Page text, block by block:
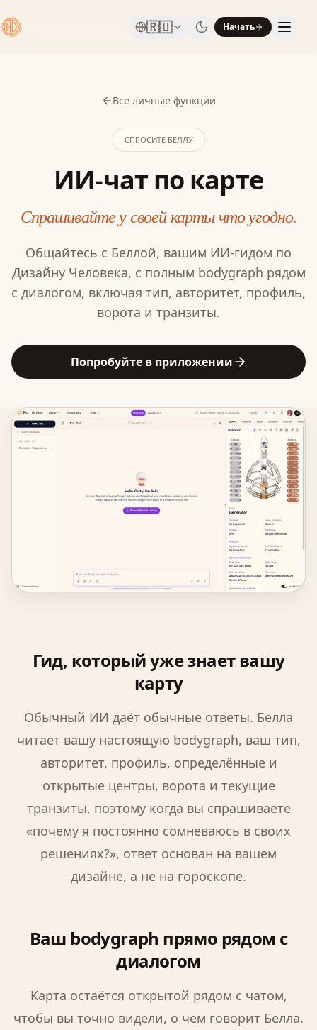
🇷🇺 Начать
Все личные функции
СПРОСИТЕ БЕЛЛУ
ИИ-чат по карте
Спрашивайте у своей карты что угодно.
Общайтесь с Беллой, вашим ИИ-гидом по
Дизайну Человека, с полным bodygraph рядом
с диалогом, включая тип, авторитет, профиль,
ворота и транзиты.
Попробуйте в приложении
Гид, который уже знает вашу
карту
Обычный ИИ даёт обычные ответы. Белла
читает вашу настоящую bodygraph, ваш тип,
авторитет, профиль, определённые и
открытые центры, ворота и текущие
транзиты, поэтому когда вы спрашиваете
«почему я постоянно сомневаюсь в своих
решениях?», ответ основан на вашем
дизайне, а не на гороскопе.
Ваш bodygraph прямо рядом с
диалогом
Карта остаётся открытой рядом с чатом,
чтобы вы точно видели, о чём говорит Белла.